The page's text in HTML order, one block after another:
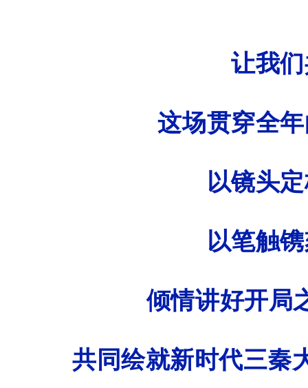
让我
这场贯穿全
以镜头
以笔触
倾情讲好开局
共同绘就新时代三秦